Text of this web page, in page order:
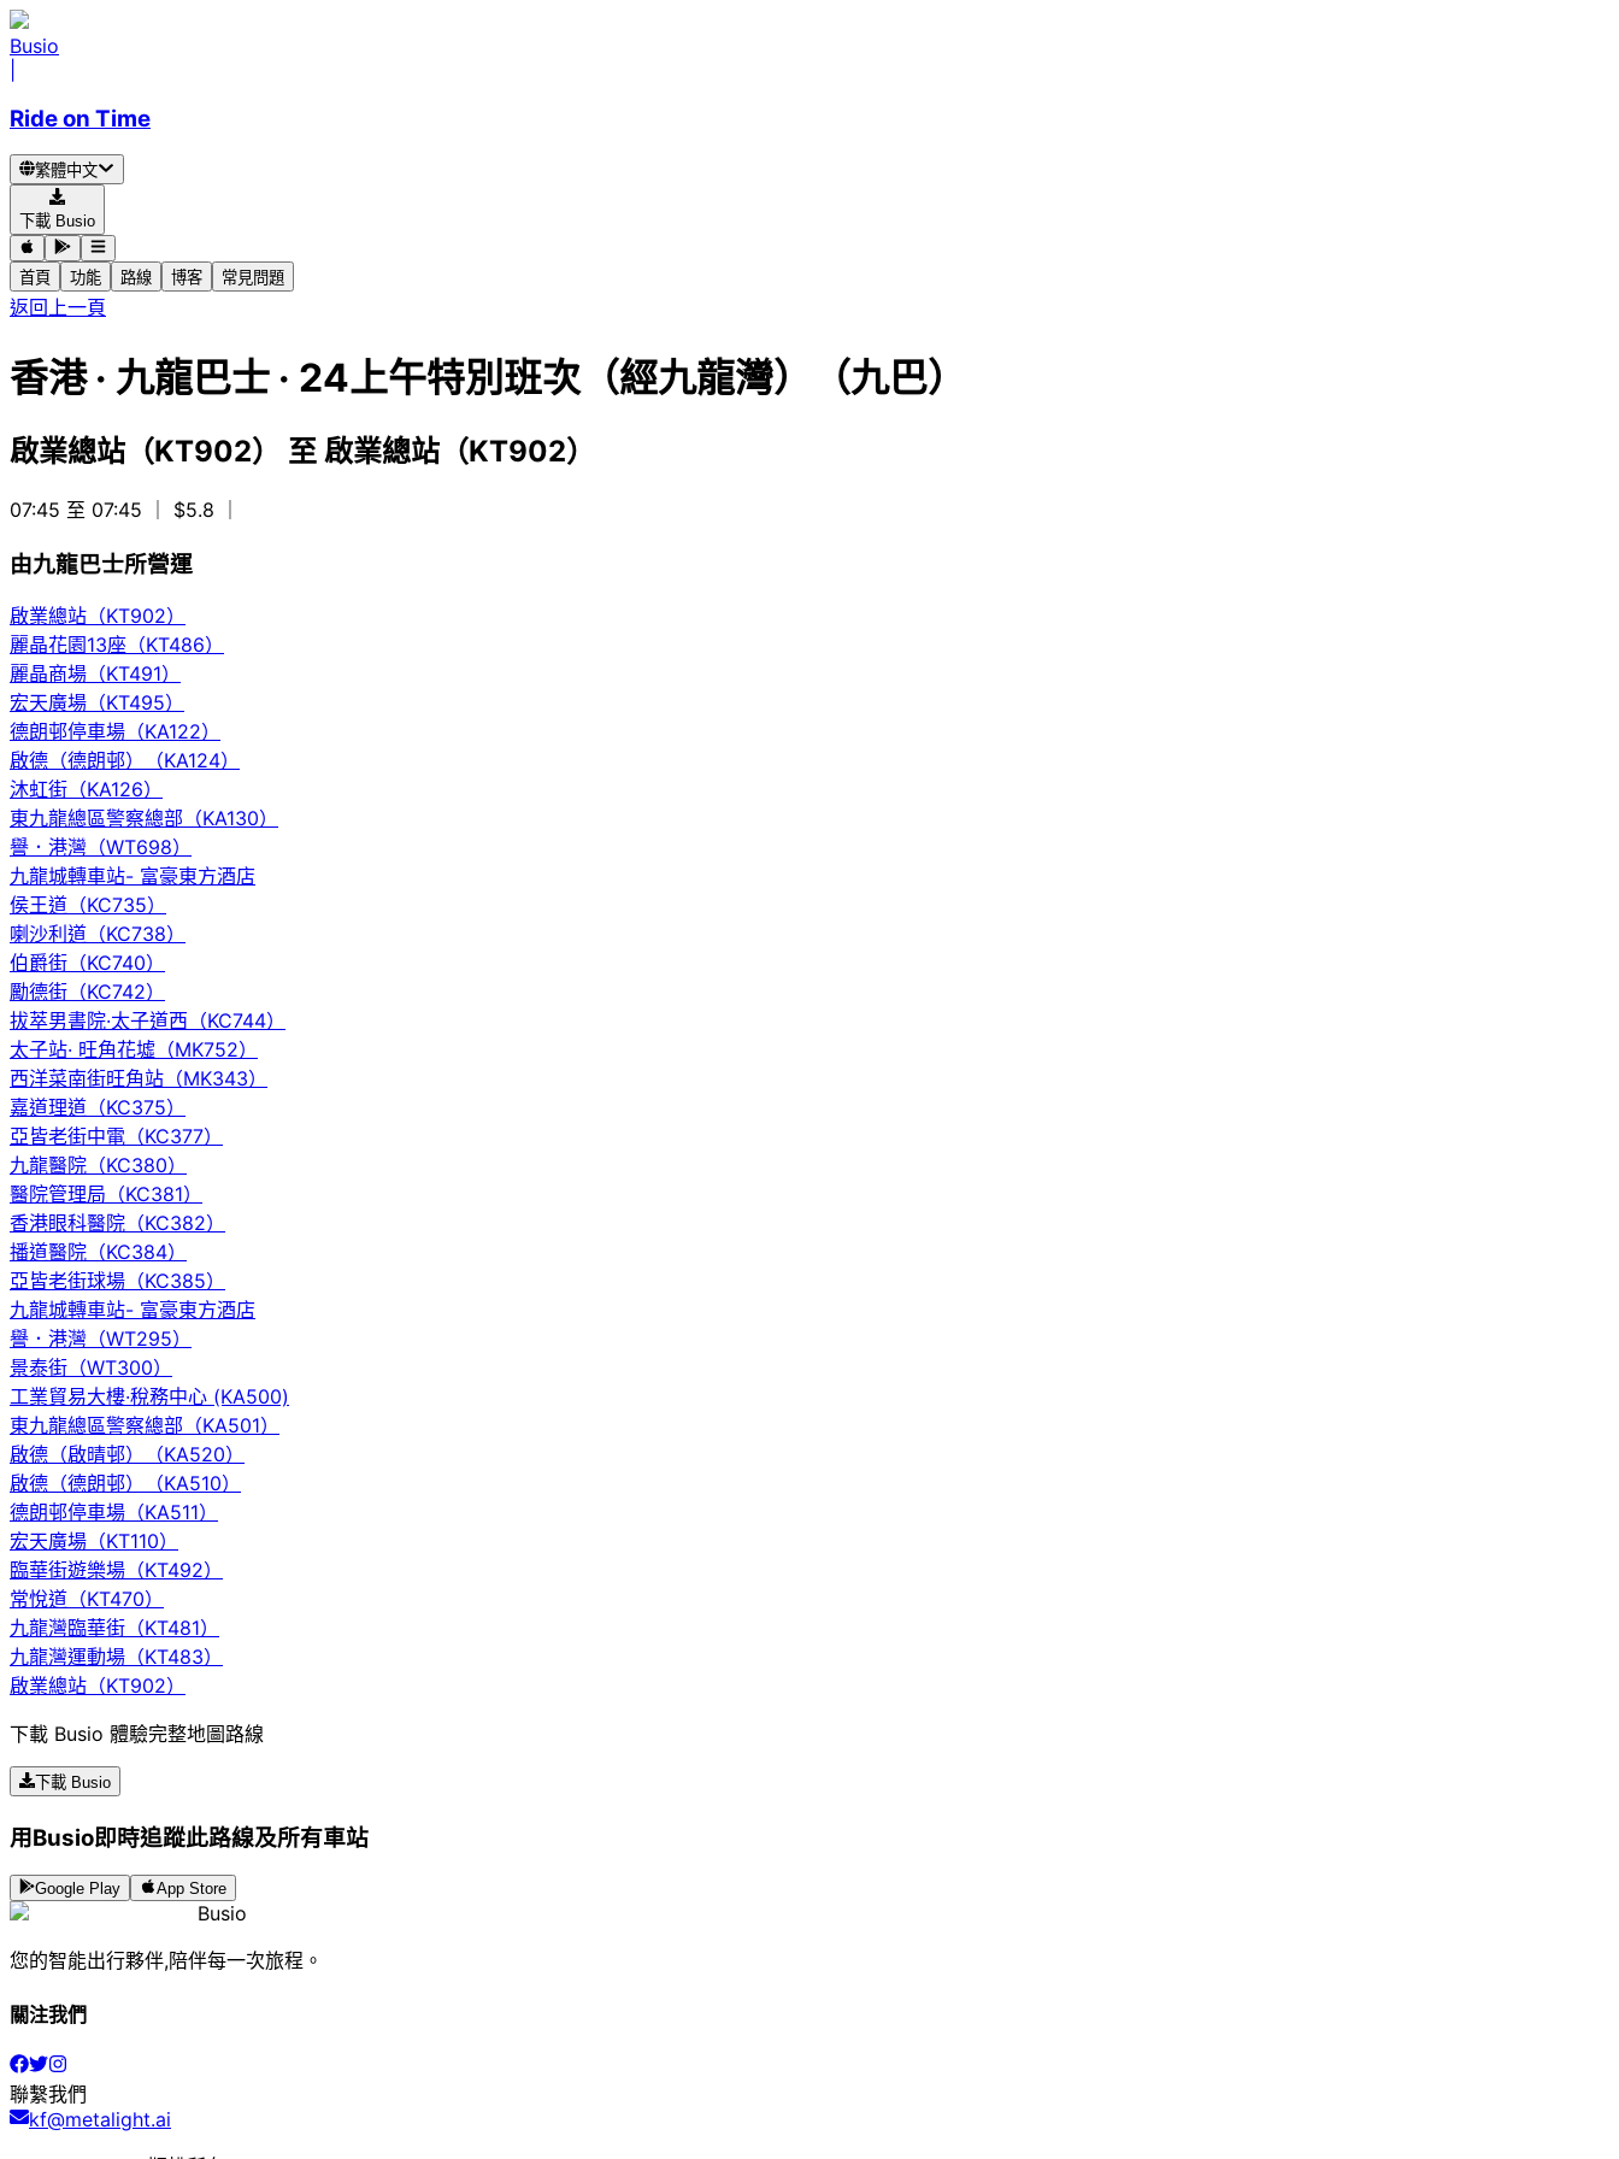
Busio
Ride on Time
繁體中文
下載 Busio
首頁 功能 路線 博客 常見問題
返回上一頁
香港· 九龍巴士 · 24上午特別班次（經九龍灣）（九巴）
啟業總站（KT902） 至 啟業總站（KT902）
07:45 至 07:45 ｜ $5.8
由九龍巴士所營運
啟業總站（KT902）
麗晶花園13座（KT486）
麗晶商場（KT491）
宏天廣場（KT495）
德朗邨停車場（KA122）
啟德（德朗邨）（KA124）
沐虹街（KA126）
東九龍總區警察總部（KA130）
譽．港灣（WT698）
九龍城轉車站- 富豪東方酒店
侯王道（KC735）
喇沙利道（KC738）
伯爵街（KC740）
勵德街（KC742）
拔萃男書院·太子道西（KC744）
太子站· 旺角花墟（MK752）
西洋菜南街旺角站（MK343）
嘉道理道（KC375）
亞皆老街中電（KC377）
九龍醫院（KC380）
醫院管理局（KC381）
香港眼科醫院（KC382）
播道醫院（KC384）
亞皆老街球場（KC385）
九龍城轉車站- 富豪東方酒店
譽．港灣（WT295）
景泰街（WT300）
工業貿易大樓·稅務中心 (KA500)
東九龍總區警察總部（KA501）
啟德（啟晴邨）（KA520）
啟德（德朗邨）（KA510）
德朗邨停車場（KA511）
宏天廣場（KT110）
臨華街遊樂場（KT492）
常悅道（KT470）
九龍灣臨華街（KT481）
九龍灣運動場（KT483）
啟業總站（KT902）
下載 Busio 體驗完整地圖路線
下載 Busio
用Busio即時追蹤此路線及所有車站
Google Play App Store
Busio
您的智能出行夥伴,陪伴每一次旅程。
關注我們
聯繫我們
kf@metalight.ai